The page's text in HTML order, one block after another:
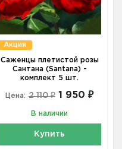
Акция
Саженцы плетистой розы
Сантана (Santana) -
комплект 5 шт.
Цена: 2 110 ₽ 1 950 ₽
В наличии
Купить